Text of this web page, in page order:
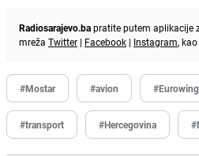
Radiosarajevo.bapratite putem aplikacije
mreža Twitter | Facebook | Instagram,
#Mostar #avion
#transport #Hercegovina